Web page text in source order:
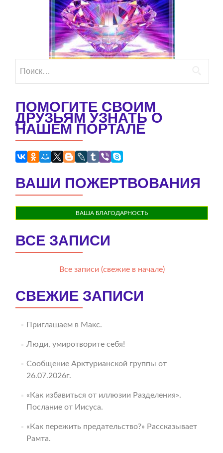
ПОМОГИТЕ СВОИМ
ДРУЗЬЯМ УЗНАТЬ О
НАШЕМ ПОРТАЛЕ
ВАШИ ПОЖЕРТВОВАНИЯ
ВАША БЛАГОДАРНОСТЬ
ВСЕ ЗАПИСИ
Все записи (свежие в начале)
СВЕЖИЕ ЗАПИСИ
Приглашаем в Макс.
Люди, умиротворите себя!
Сообщение Арктурианской группы от
26.07.2026г.
«Как избавиться от иллюзии Разделения».
Послание от Иисуса.
«Как пережить предательство?» Рассказывает
Рамта.